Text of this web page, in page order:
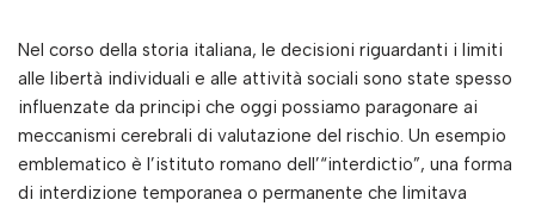
Nel corso della storia italiana, le decisioni riguardanti i limiti
alle libertà individuali e alle attività sociali sono state spesso
influenzate da principi che oggi possiamo paragonare ai
meccanismi cerebrali di valutazione del rischio. Un esempio
emblematico è l’istituto romano dell’“interdictio”, una forma
di interdizione temporanea o permanente che limitava